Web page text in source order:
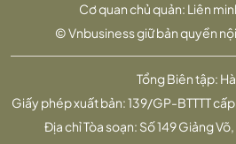
Tổng Biên tập:
Giấy phép xuất bản: 139/GP-BTTTT
Địa chỉ Tòa soạn: Số 149 Giảng
Cơ quan chủ quản: Liên
© Vnbusiness giữ bản quyền